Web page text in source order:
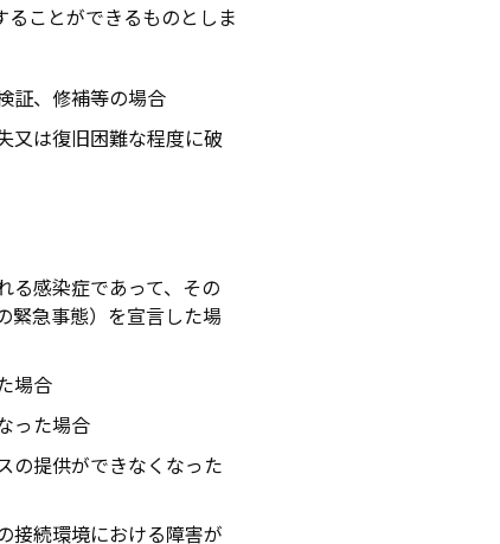
ことができるものとしま
証、修補等の場合
又は復旧困難な程度に破
る感染症であって、その
緊急事態）を宣言した場
場合
った場合
の提供ができなくなった
接続環境における障害が